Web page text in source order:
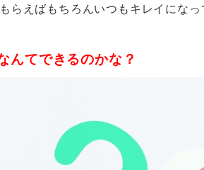
らえばもちろんいつもキレイにな
んてできるのかな？